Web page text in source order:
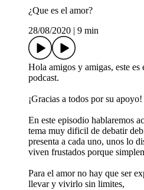
¿Que es el amor?
28/08/2020
9 min
Hola amigos y amigas, este
podcast.
¡Gracias a todos por su apoyo!
En este episodio hablaremos
tema muy dificil de debatir
presenta a cada uno, unos lo
viven frustados porque
Para el amor no hay que ser
llevar y vivirlo sin limites,